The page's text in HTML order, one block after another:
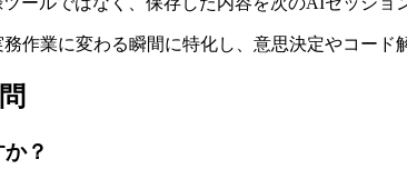
作業に変わる瞬間に特化し、意思決定やコード
？